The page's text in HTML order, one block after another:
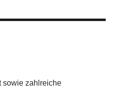
sowie zahlreiche